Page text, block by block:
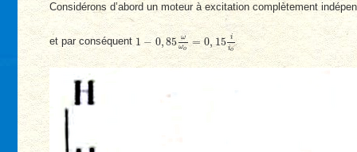
Considérons d’abord un moteur à excitation complètement
et par conséquent1 − 0,85 ω
ωo
= 0, 15
i
io
−0, 85ωωo =0, 15 o